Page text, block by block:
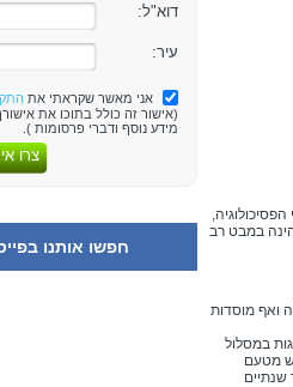
דוא"ל:
עיר:
אני מאשר שקראתי את
(אישור זה כולל בתוכו את
מידע נוסף ודברי פרסומות ).
צרו
חפשו אותנו
הינה במבט רב
ואף מוסדות
במסלול
מטעם
שנתיים